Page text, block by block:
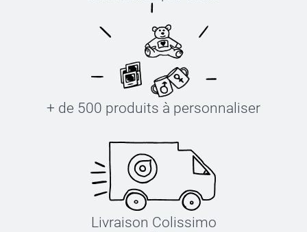
+ de 500 produits à personnaliser
Livraison Colissimo